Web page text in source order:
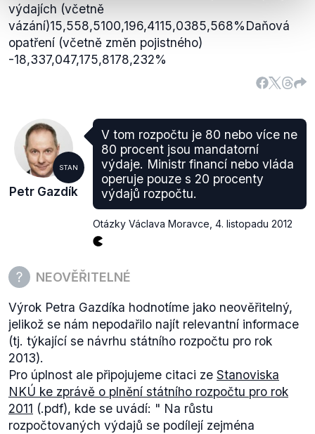
výdajích (včetně
vázání)15,558,5100,196,4115,0385,568%Daňová
opatření (včetně změn pojistného)
-18,337,047,175,8178,232%
STAN
Petr Gazdík
V tom rozpočtu je 80 nebo více ne
80 procent jsou mandatorní
výdaje. Ministr financí nebo vláda
operuje pouze s 20 procenty
výdajů rozpočtu.
Otázky Václava Moravce 4. listopadu 2012
NEOVĚŘITELNÉ
Výrok Petra Gazdíka hodnotíme jako neověřitelný,
jelikož se nám nepodařilo najít relevantní informace
(tj. týkající se návrhu státního rozpočtu pro rok
2013).
Pro úplnost ale připojujeme citaci ze Stanoviska
NKÚ ke zprávě o plnění státního rozpočtu pro rok
2011 (.pdf), kde se uvádí: " Na růstu
rozpočtovaných výdajů se podílejí zejména